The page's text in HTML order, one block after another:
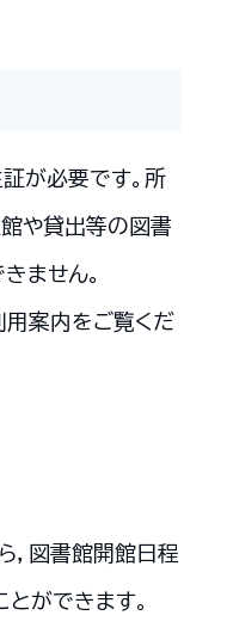
が必要です。所
や貸出等の図書
ません。
用案内をご覧くだ
，図書館開館日程
ができます。